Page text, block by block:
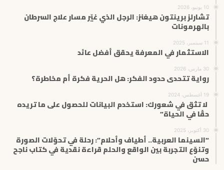
10 يونيو، 2026
تشارلز برينتون هيغنز: الرجل الذي غيّر مسار علاج السرطان
بالهرمونات
11 سبتمبر، 2025
الاستثمار في المعرفة يحقق أفضل عائد
30 مارس، 2026
رواية تتحدى حدود الفكر: هل الحرية فكرة أم مخاطرة؟
19 أغسطس، 2024
لا تثق في شعورك: استخدم البيانات للحصول على ما تريده
حقًا في الحياة”
30 أكتوبر، 2025
“السينما العربية.. أطياف وأحلام”: رحلة في تحوّلات الصورة
وتنوّع التجربة بين الواقع والحلم قراءة نقدية في كتاب ناجح
حسن